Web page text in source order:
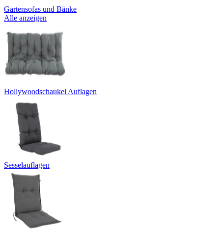
Gartensofas und Bänke
Alle anzeigen
Hollywoodschaukel Auflagen
Sesselauflagen